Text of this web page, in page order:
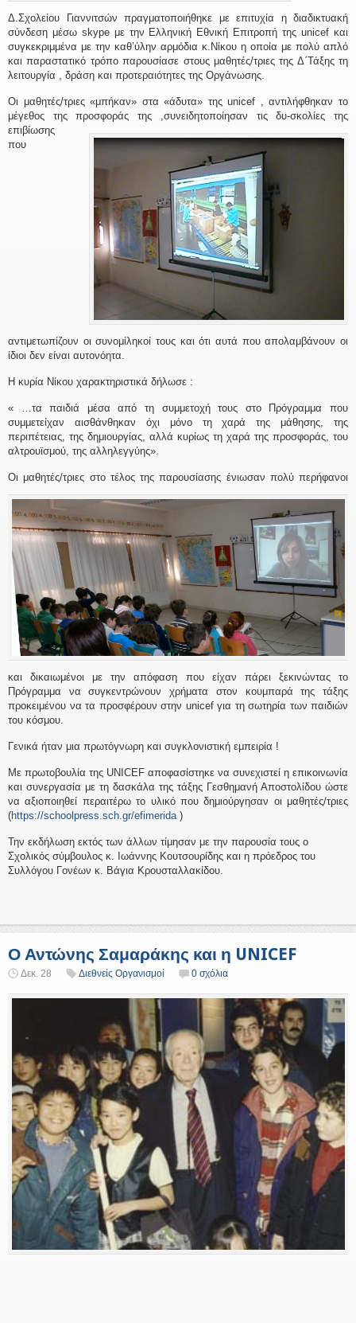
Δ.Σχολείου Γιαννιτσών πραγματοποιήθηκε με επιτυχία η διαδικτυακή
σύνδεση μέσω skype με την Ελληνική Εθνική Επιτροπή της unicef και
συγκεκριμμένα με την καθ’ύλην αρμόδια κ.Νίκου η οποία με πολύ απλό
και παραστατικό τρόπο παρουσίασε στους μαθητές/τριες της Δ΄Τάξης τη
λειτουργία , δράση και προτεραιότητες της Οργάνωσης.
Οι μαθητές/τριες «μπήκαν» στα «άδυτα» της unicef , αντιλήφθηκαν το
μέγεθος της προσφοράς της ,συνειδητοποίησαν τις δυ-σκολίες της
επιβίωσης
που
αντιμετωπίζουν οι συνομίληκοί τους και ότι αυτά που απολαμβάνουν οι
ίδιοι δεν είναι αυτονόητα.
Η κυρία Νίκου χαρακτηριστικά δήλωσε :
« …τα παιδιά μέσα από τη συμμετοχή τους στο Πρόγραμμα που
συμμετείχαν αισθάνθηκαν όχι μόνο τη χαρά της μάθησης, της
περιπέτειας, της δημιουργίας, αλλά κυρίως τη χαρά της προσφοράς, του
αλτρουϊσμού, της αλληλεγγύης».
Οι μαθητές/τριες στο τέλος της παρουσίασης ένιωσαν πολύ περήφανοι
και δικαιωμένοι με την απόφαση που είχαν πάρει ξεκινώντας το
Πρόγραμμα να συγκεντρώνουν χρήματα στον κουμπαρά της τάξης
προκειμένου να τα προσφέρουν στην unicef για τη σωτηρία των παιδιών
του κόσμου.
Γενικά ήταν μια πρωτόγνωρη και συγκλονιστική εμπειρία !
Με πρωτοβουλία της UNICEF αποφασίστηκε να συνεχιστεί η επικοινωνία
και συνεργασία με τη δασκάλα της τάξης Γεσθημανή Αποστολίδου ώστε
να αξιοποιηθεί περαιτέρω το υλικό που δημιούργησαν οι μαθητές/τριες
(https://schoolpress.sch.gr/efimerida )
Την εκδήλωση εκτός των άλλων τίμησαν με την παρουσία τους ο
Σχολικός σύμβουλος κ. Ιωάννης Κουτσουρίδης και η πρόεδρος του
Συλλόγου Γονέων κ. Βάγια Κρουσταλλακίδου.
Ο Αντώνης Σαμαράκης και η UNICEF
Δεκ. 28 Διεθνείς Οργανισμοί 0 σχόλια